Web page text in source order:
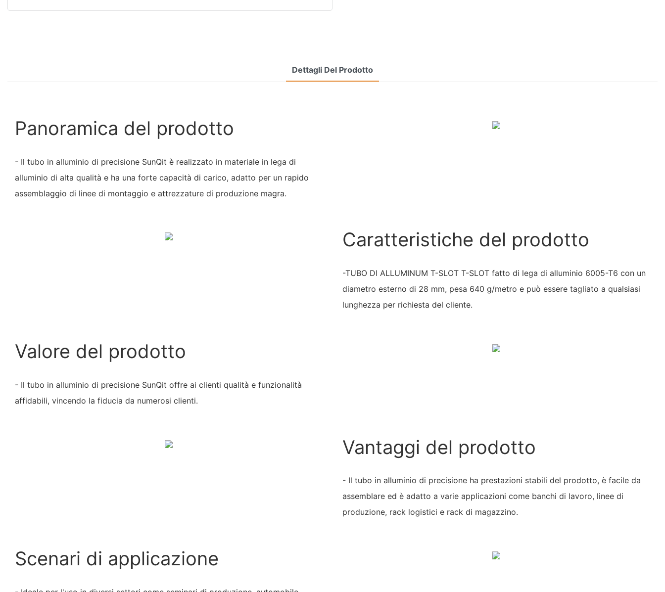
Dettagli Del Prodotto
Panoramica del prodotto
- Il tubo in alluminio di precisione SunQit è realizzato in materiale in lega di
alluminio di alta qualità e ha una forte capacità di carico, adatto per un rapido
assemblaggio di linee di montaggio e attrezzature di produzione magra.
Caratteristiche del prodotto
-TUBO DI ALLUMINUM T-SLOT T-SLOT fatto di lega di alluminio 6005-T6 con un
diametro esterno di 28 mm, pesa 640 g/metro e può essere tagliato a qualsiasi
lunghezza per richiesta del cliente.
Valore del prodotto
- Il tubo in alluminio di precisione SunQit offre ai clienti qualità e funzionalità
affidabili, vincendo la fiducia da numerosi clienti.
Vantaggi del prodotto
- Il tubo in alluminio di precisione ha prestazioni stabili del prodotto, è facile da
assemblare ed è adatto a varie applicazioni come banchi di lavoro, linee di
produzione, rack logistici e rack di magazzino.
Scenari di applicazione